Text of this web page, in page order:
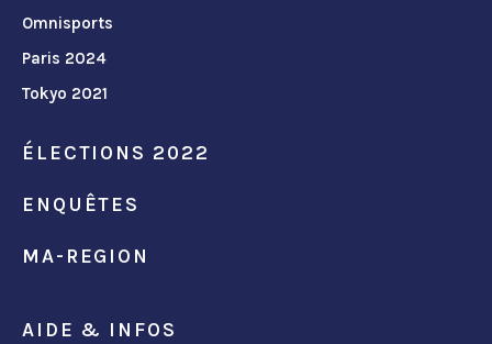
Omnisports
Paris 2024
Tokyo 2021
ÉLECTIONS 2022
ENQUÊTES
MA-REGION
AIDE & INFOS